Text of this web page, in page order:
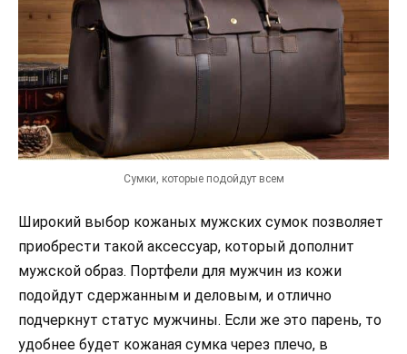
Сумки, которые подойдут всем
Широкий выбор кожаных мужских сумок позволяет
приобрести такой аксессуар, который дополнит
мужской образ. Портфели для мужчин из кожи
подойдут сдержанным и деловым, и отлично
подчеркнут статус мужчины. Если же это парень, то
удобнее будет кожаная сумка через плечо, в